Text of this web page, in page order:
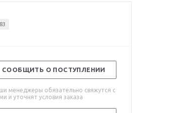
СООБЩИТЬ О ПОСТУПЛЕНИИ
менеджеры обязательно свяжутся с
и уточнят условия заказа